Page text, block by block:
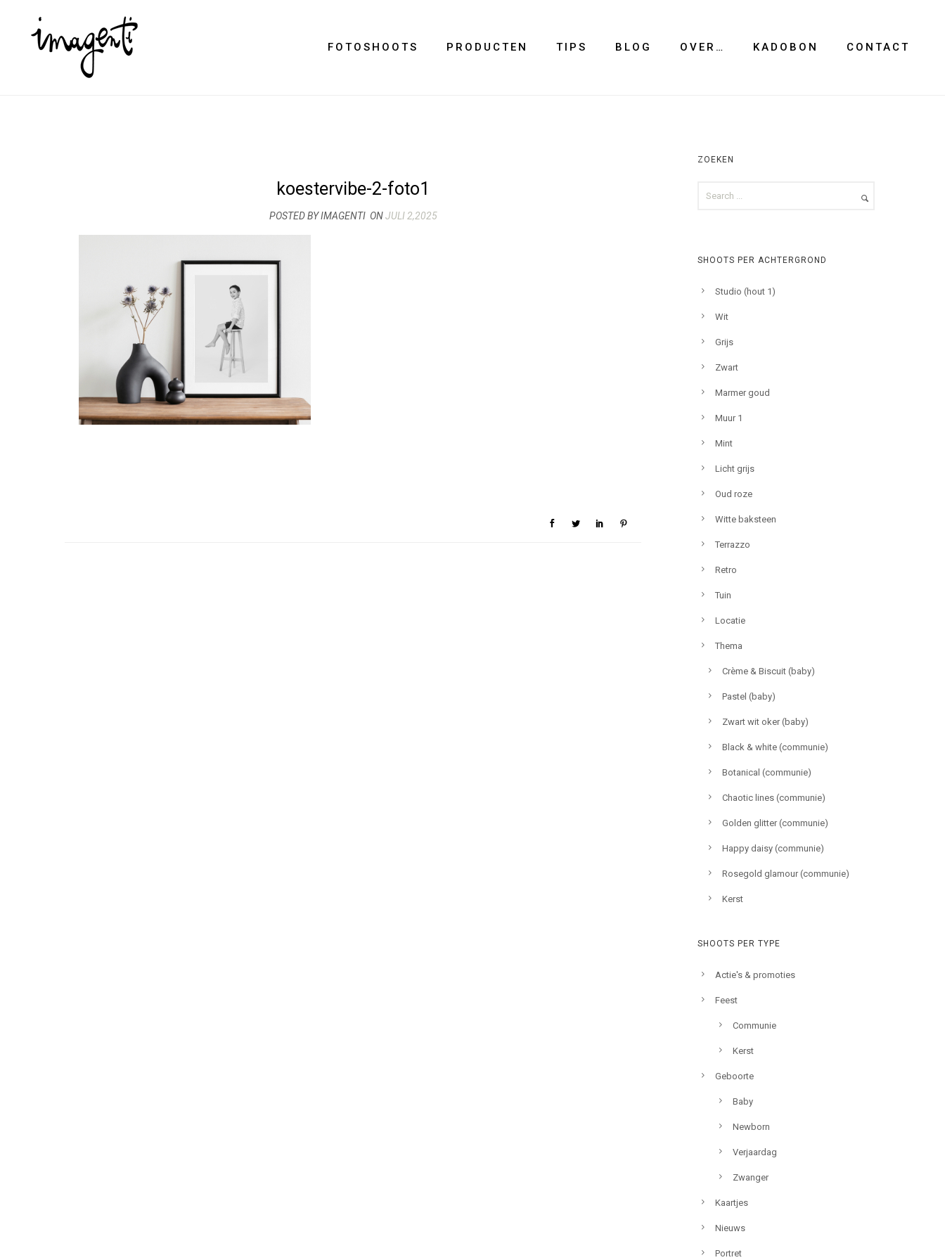
FOTOSHOOTS PRODUCTEN TIPS BLOG OVER… KADOBON CONTACT
koestervibe-2-foto1
POSTED BY IMAGENTI ONJULI 2,2025
ZOEKEN
SHOOTS PER ACHTERGROND
Studio (hout 1)
Wit
Grijs
Zwart
Marmer goud
Muur 1
Mint
Licht grijs
Oud roze
Witte baksteen
Terrazzo
Retro
Tuin
Locatie
Thema
Crème & Biscuit (baby)
Pastel (baby)
Zwart wit oker (baby)
Black & white (communie)
Botanical (communie)
Chaotic lines (communie)
Golden glitter (communie)
Happy daisy (communie)
Rosegold glamour (communie)
Kerst
SHOOTS PER TYPE
Actie's & promoties
Feest
Communie
Kerst
Geboorte
Baby
Newborn
Verjaardag
Zwanger
Kaartjes
Nieuws
Portret